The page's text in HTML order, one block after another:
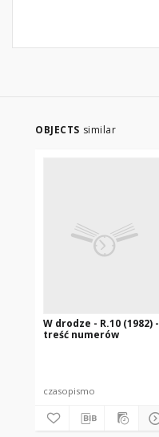
OBJECTS similar
W drodze - R.10 (1982) -
treść numerów
czasopismo